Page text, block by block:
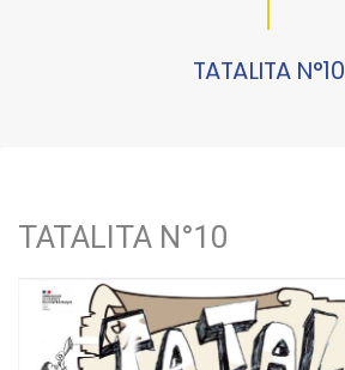
TATALITA N°10
TATALITA N°10